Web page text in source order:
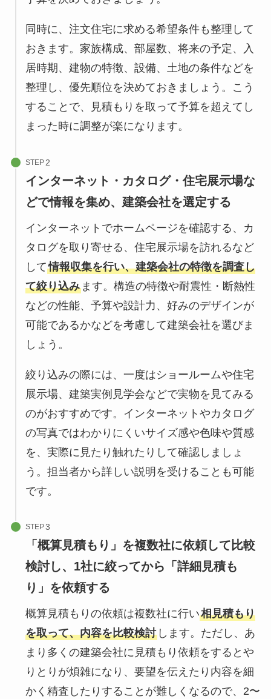
同時に、注文住宅に求める希望条件も整理して
おきます。家族構成、部屋数、将来の予定、入
居時期、建物の特徴、設備、土地の条件などを
整理し、優先順位を決めておきましょう。こう
することで、見積もりを取って予算を超えてし
まった時に調整が楽になります。
STEP
インターネット・カタログ・住宅展示場な
どで情報を集め、建築会社を選定する
インターネットでホームページを確認する、カ
タログを取り寄せる、住宅展示場を訪れるなど
して情報収集を行い、建築会社の特徴を調査し
て絞り込みます。構造の特徴や耐震性・断熱性
などの性能、予算や設計力、好みのデザインが
可能であるかなどを考慮して建築会社を選びま
しょう。
絞り込みの際には、一度はショールームや住宅
展示場、建築実例見学会などで実物を見てみる
のがおすすめです。インターネットやカタログ
の写真ではわかりにくいサイズ感や色味や質感
を、実際に見たり触れたりして確認しましょ
う。担当者から詳しい説明を受けることも可能
です。
STEP
「概算見積もり」を複数社に依頼して比較
検討し、1社に絞ってから「詳細見積も
り」を依頼する
概算見積もりの依頼は複数社に行い相見積もり
を取って、内容を比較検討します。ただし、あ
まり多くの建築会社に見積もり依頼をするとや
りとりが煩雑になり、要望を伝えたり内容を細
かく精査したりすることが難しくなるので、2〜